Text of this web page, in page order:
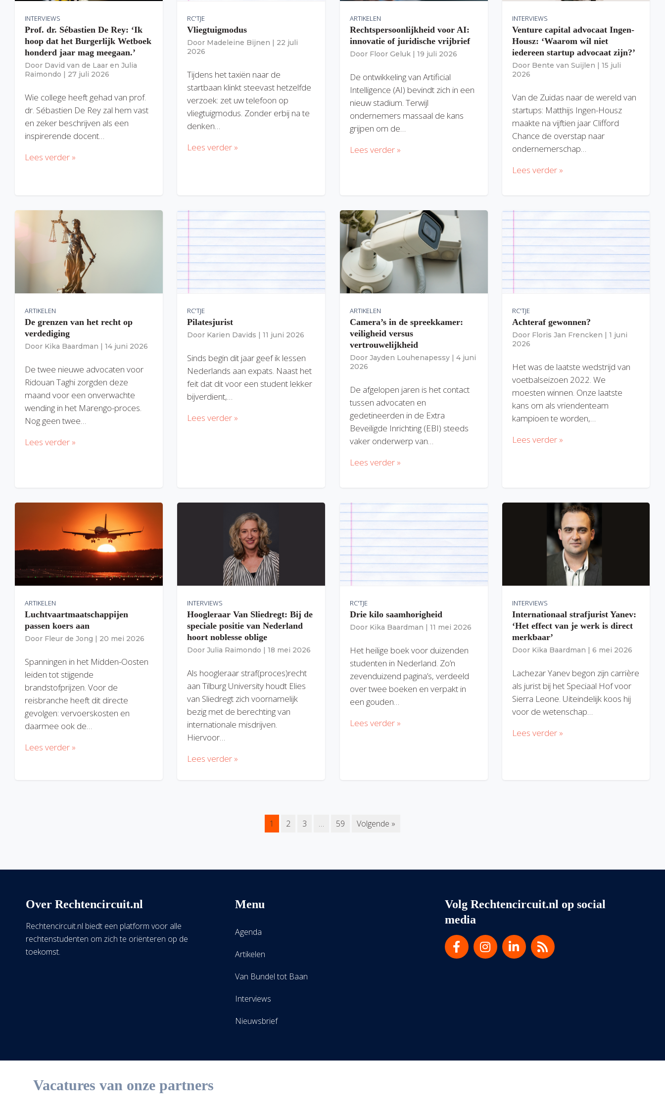
INTERVIEWS
Prof. dr. Sébastien De Rey: ‘Ik
hoop dat het Burgerlijk Wetboek
honderd jaar mag meegaan.’
Door David van de Laar en Julia
Raimondo | 27 juli 2026
Wie college heeft gehad van prof.
dr. Sébastien De Rey zal hem vast
en zeker beschrijven als een
inspirerende docent…
Lees verder »
RC'TJE
Vliegtuigmodus
Door Madeleine Bijnen | 22 juli
2026
Tijdens het taxiën naar de
startbaan klinkt steevast hetzelfde
verzoek: zet uw telefoon op
vliegtuigmodus. Zonder erbij na te
denken…
Lees verder »
ARTIKELEN
Rechtspersoonlijkheid voor AI:
innovatie of juridische vrijbrief
Door Floor Geluk | 19 juli 2026
De ontwikkeling van Artificial
Intelligence (AI) bevindt zich in een
nieuw stadium. Terwijl
ondernemers massaal de kans
grijpen om de…
Lees verder »
INTERVIEWS
Venture capital advocaat Ingen-
Housz: ‘Waarom wil niet
iedereen startup advocaat zijn?’
Door Bente van Suijlen | 15 juli
2026
Van de Zuidas naar de wereld van
startups: Matthijs Ingen-Housz
maakte na vijftien jaar Clifford
Chance de overstap naar
ondernemerschap…
Lees verder »
ARTIKELEN
De grenzen van het recht op
verdediging
Door Kika Baardman | 14 juni 2026
De twee nieuwe advocaten voor
Ridouan Taghi zorgden deze
maand voor een onverwachte
wending in het Marengo-proces.
Nog geen twee…
Lees verder »
RC'TJE
Pilatesjurist
Door Karien Davids | 11 juni 2026
Sinds begin dit jaar geef ik lessen
Nederlands aan expats. Naast het
feit dat dit voor een student lekker
bijverdient,…
Lees verder »
ARTIKELEN
Camera’s in de spreekkamer:
veiligheid versus
vertrouwelijkheid
Door Jayden Louhenapessy | 4 juni
2026
De afgelopen jaren is het contact
tussen advocaten en
gedetineerden in de Extra
Beveiligde Inrichting (EBI) steeds
vaker onderwerp van…
Lees verder »
RC'TJE
Achteraf gewonnen?
Door Floris Jan Frencken | 1 juni
2026
Het was de laatste wedstrijd van
voetbalseizoen 2022. We
moesten winnen. Onze laatste
kans om als vriendenteam
kampioen te worden,…
Lees verder »
ARTIKELEN
Luchtvaartmaatschappijen
passen koers aan
Door Fleur de Jong | 20 mei 2026
Spanningen in het Midden-Oosten
leiden tot stijgende
brandstofprijzen. Voor de
reisbranche heeft dit directe
gevolgen: vervoerskosten en
daarmee ook de…
Lees verder »
INTERVIEWS
Hoogleraar Van Sliedregt: Bij de
speciale positie van Nederland
hoort noblesse oblige
Door Julia Raimondo | 18 mei 2026
Als hoogleraar straf(proces)recht
aan Tilburg University houdt Elies
van Sliedregt zich voornamelijk
bezig met de berechting van
internationale misdrijven.
Hiervoor…
Lees verder »
RC'TJE
Drie kilo saamhorigheid
Door Kika Baardman | 11 mei 2026
Het heilige boek voor duizenden
studenten in Nederland. Zo’n
zevenduizend pagina’s, verdeeld
over twee boeken en verpakt in
een gouden…
Lees verder »
INTERVIEWS
Internationaal strafjurist Yanev:
‘Het effect van je werk is direct
merkbaar’
Door Kika Baardman | 6 mei 2026
Lachezar Yanev begon zijn carrière
als jurist bij het Speciaal Hof voor
Sierra Leone. Uiteindelijk koos hij
voor de wetenschap…
Lees verder »
1 2 3 … 59 Volgende »
Over Rechtencircuit.nl
Rechtencircuit.nl biedt een platform voor alle
rechtenstudenten om zich te oriënteren op de
toekomst.
Menu
Agenda
Artikelen
Van Bundel tot Baan
Interviews
Nieuwsbrief
Volg Rechtencircuit.nl op social
media
Vacatures van onze partners